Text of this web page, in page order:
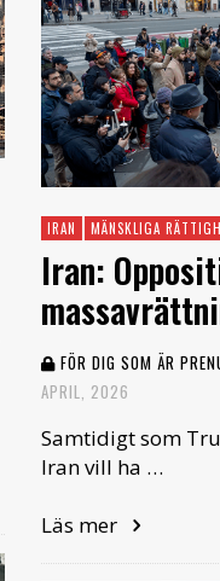
IRAN MÄNSKLIGA
Iran:
FÖR DIG SOM ÄR
APRIL, 2026
Samtidigt som
Iran vill ha …
Läs mer